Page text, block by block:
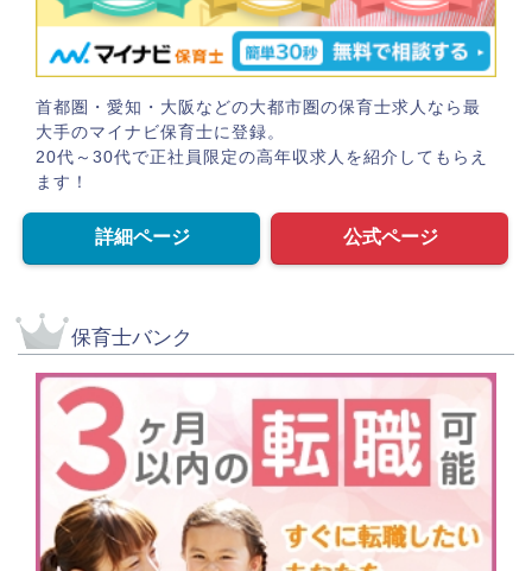
首都圏・愛知・大阪などの大都市圏の保育士求人なら最
大手のマイナビ保育士に登録。
20代～30代で正社員限定の高年収求人を紹介してもらえ
ます！
詳細ページ 公式ページ
保育士バンク